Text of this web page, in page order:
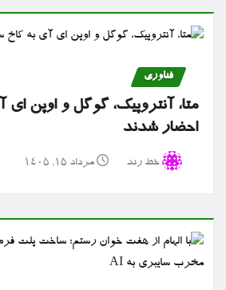
فناوری
متا، آنتروپیک، گوگل و اوپن
احضار شدند
خط رند مرداد ۱۵, ۱۴۰۵